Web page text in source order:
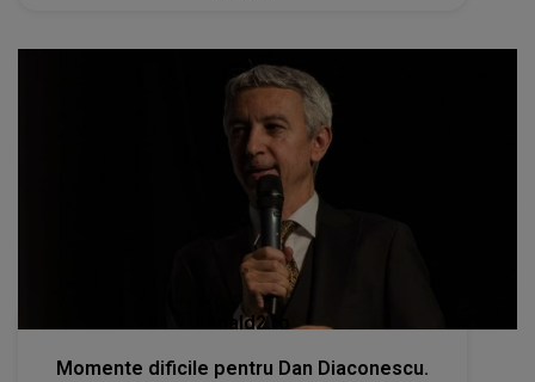
kanald2.ro
Momente dificile pentru Dan Diaconescu.